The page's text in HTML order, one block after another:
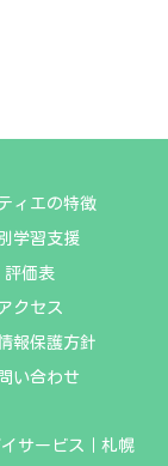
ィエの特徴
学習支援
評価表
クセス
報保護方針
い合わせ
サービス｜札幌